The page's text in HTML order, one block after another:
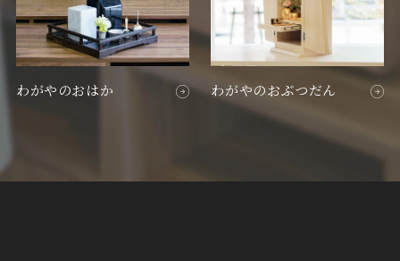
わがやのおはか わがやのおぶつだん